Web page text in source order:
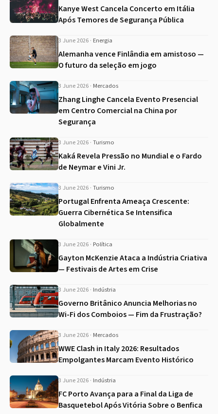
Kanye West Cancela Concerto em Itália
Após Temores de Segurança Pública
3 June 2026 · Energia
Alemanha vence Finlândia em amistoso —
O futuro da seleção em jogo
3 June 2026 · Mercados
Zhang Linghe Cancela Evento Presencial
em Centro Comercial na China por
Segurança
3 June 2026 · Turismo
Kaká Revela Pressão no Mundial e o Fardo
de Neymar e Vini Jr.
3 June 2026 · Turismo
Portugal Enfrenta Ameaça Crescente:
Guerra Cibernética Se Intensifica
Globalmente
3 June 2026 · Política
Gayton McKenzie Ataca a Indústria Criativa
— Festivais de Artes em Crise
3 June 2026 · Indústria
Governo Britânico Anuncia Melhorias no
Wi-Fi dos Comboios — Fim da Frustração?
3 June 2026 · Mercados
WWE Clash in Italy 2026: Resultados
Empolgantes Marcam Evento Histórico
3 June 2026 · Indústria
FC Porto Avança para a Final da Liga de
Basquetebol Após Vitória Sobre o Benfica